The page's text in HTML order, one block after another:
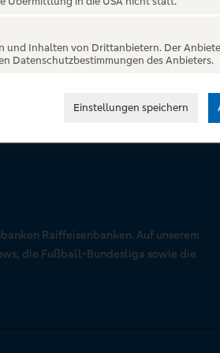
Raiffeisenbanken. Auf unserem
die Fußball-Bundesliga sowie die
und Inhalten von Drittanbietern. Der
Datenschutzbestimmungen des Anbieters.
Einstellungen speichern